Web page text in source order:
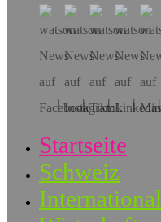
Startseite
Schweiz
International